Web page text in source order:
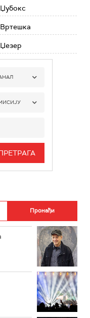
1
БЕОГРАД 3
РОКЕНРОЛЕР